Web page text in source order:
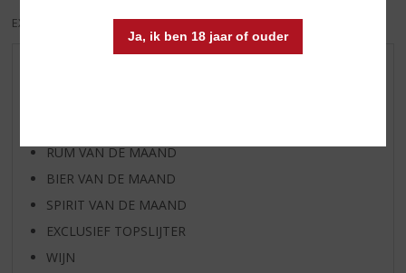
Ja, ik ben 18 jaar of ouder
EXCL. BTW INCL. BTW
RUM VAN DE MAAND
BIER VAN DE MAAND
SPIRIT VAN DE MAAND
EXCLUSIEF TOPSLIJTER
WIJN